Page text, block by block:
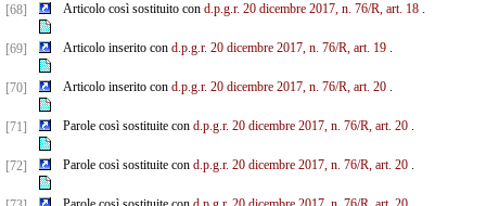
[68] Articolo così sostituito con d.p.g.r. 20 dicembre 2017, n. 76/R, art. 18.
[69] Articolo inserito con d.p.g.r. 20 dicembre 2017, n. 76/R, art. 19.
[70] Articolo inserito con d.p.g.r. 20 dicembre 2017, n. 76/R, art. 20.
[71] Parole così sostituite con d.p.g.r. 20 dicembre 2017, n. 76/R, art. 20.
[72] Parole così sostituite con d.p.g.r. 20 dicembre 2017, n. 76/R, art. 20.